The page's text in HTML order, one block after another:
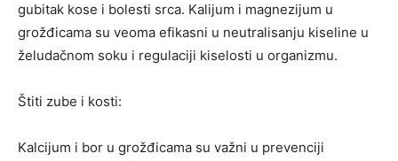
gubitak kose i bolesti srca. Kalijum i magnezijum u
grožđicama su veoma efikasni u neutralisanju kiseline u
želudačnom soku i regulaciji kiselosti u organizmu.
Štiti zube i kosti:
Kalcijum i bor u grožđicama su važni u prevenciji